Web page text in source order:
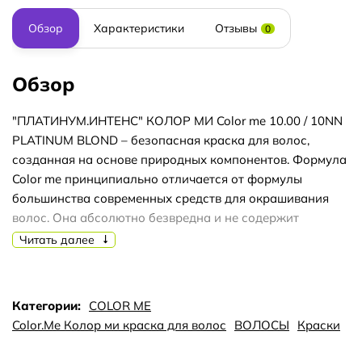
Обзор Характеристики Отзывы 0
Обзор
"ПЛАТИНУМ.ИНТЕНС" КОЛОР МИ Color me 10.00 / 10NN
PLATINUM BLOND – безопасная краска для волос,
созданная на основе природных компонентов. Формула
Color me принципиально отличается от формулы
большинства современных средств для окрашивания
волос. Она абсолютно безвредна и не содержит
агрессивных компонентов, провоцирующих
Формула включает природные ингредиенты,
необходимые для сохранения здоровья волос. Масло
Читать далее
Категории: COLOR ME
Color.Me Колор ми краска для волос
ВОЛОСЫ Краски